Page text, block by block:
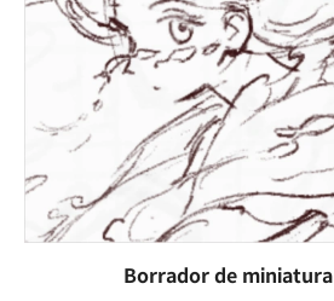
Borrador de miniatura